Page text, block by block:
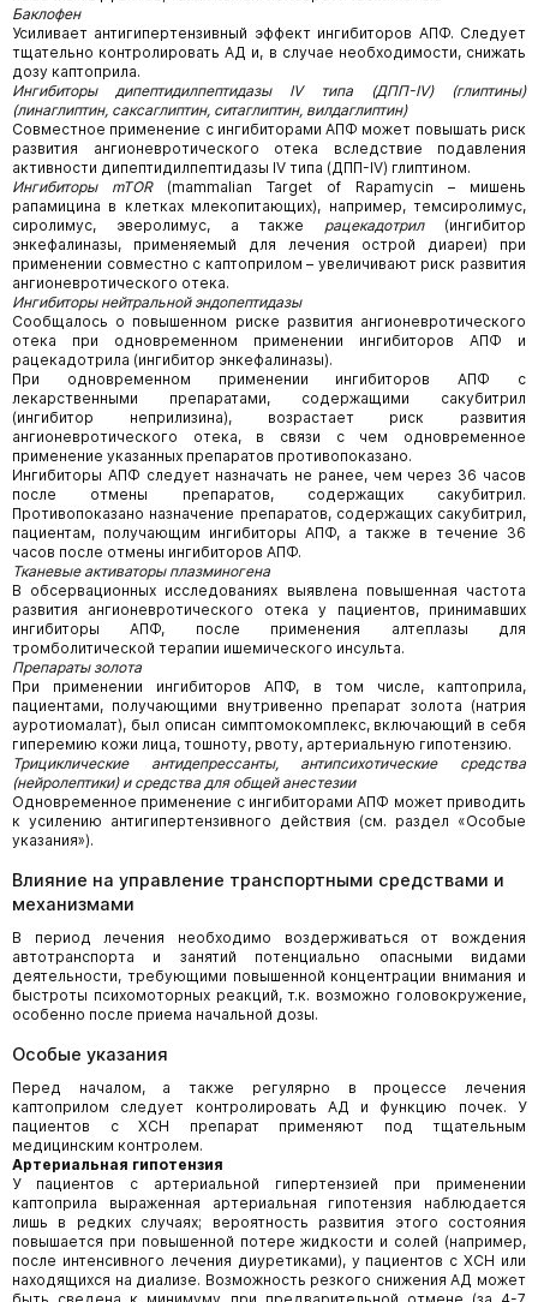
Баклофен
Усиливает антигипертензивный эффект ингибиторов АПФ. Следует
тщательно контролировать АД и, в случае необходи­мости, снижать
дозу каптоприла.
Ингибиторы дипептидилпептидазы IV типа (ДПП-IV) (глиптины)
(линаглиптин, саксаглиптин, ситаглиптин, вилдаглиптин)
Совместное применение с ингибиторами АПФ может повышать риск
развития ангионевротического отека вследствие подавления
активности дипептидилпептидазы IV типа (ДПП-IV) глиптином.
Ингибиторы mTOR(mammalian Target of Rapamycin – мишень
рапамицина в клетках млекопитающих), например, темсиролимус,
сиролимус, эверолимус, а также рацекадотрил(ингибитор
энкефалиназы, применяемый для лечения острой диареи) при
применении совместно с каптоприлом – увеличивают риск развития
ангионевротического отека.
Ингибиторы нейтральной эндопептидазы
Сообщалось о повышенном риске развития ангионевротического
отека при одновременном применении ингибиторов АПФ и
рацекадотрила (ингибитор энкефалиназы).
При одновременном применении ингибиторов АПФ с
лекарственными препаратами, содержащими сакубитрил
(ингибитор неприлизина), возрастает риск развития
ангионевротического отека, в связи с чем одновременное
применение указанных препаратов противопоказано.
Ингибиторы АПФ следует назначать не ранее, чем через 36 часов
после отмены препаратов, содержащих сакубитрил.
Противопоказано назначение препаратов, содержащих сакубитрил,
пациентам, получающим ингибиторы АПФ, а также в течение 36
часов после отмены ингибиторов АПФ.
Тканевые активаторы плазминогена
В обсервационных исследованиях выявлена повышенная частота
развития ангионевротического отека у пациентов, принимавших
ингибиторы АПФ, после применения алтеплазы для
тромболитической терапии ишемического инсульта.
Препараты золота
При применении ингибиторов АПФ, в том числе, каптоприла,
пациентами, получающими внутривенно препарат золота (натрия
ауротиомалат), был описан симптомокомплекс, включающий в себя
гиперемию кожи лица, тошноту, рвоту, артериальную гипотензию.
Трициклические антидепрессанты, антипсихотические средства
(нейролептики) и средства для общей анестезии
Одновременное применение с ингибиторами АПФ может приводить
к усилению антигипертензивного действия (см. раздел «Особые
указания»).
Влияние на управление транспортными средствами и
механизмами
В период лечения необходимо воздерживаться от вождения
автотранспорта и занятий потенциально опасными видами
деятельности, требующими повышенной концентрации внимания и
быстроты психомоторных реакций, т.к. возможно головокружение,
особенно после приема начальной дозы.
Особые указания
Перед началом, а также регулярно в процессе лечения
каптоприлом следует контролировать АД и функцию почек. У
пациентов с ХСН препарат применяют под тщательным
медицинским контролем.
Артериальная гипотензия
У пациентов с артериальной гипертензией при применении
каптоприла выраженная артериальная гипотензия наблюдается
лишь в редких случаях; вероятность развития этого состояния
повышается при повышенной потере жидкости и солей (например,
после интенсивного лечения диуретиками), у пациентов с ХСН или
находящихся на диализе. Возможность резкого снижения АД может